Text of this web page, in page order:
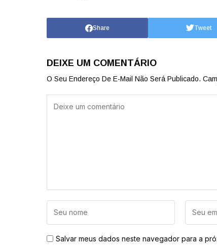
Share Tweet
DEIXE UM COMENTÁRIO
O Seu Endereço De E-Mail Não Será Publicado.
Salvar meus dados neste navegador para a